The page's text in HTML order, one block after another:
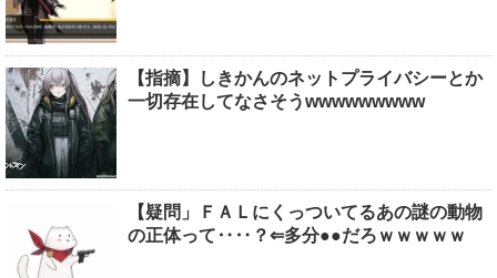
【指摘】しきかんのネットプライバシーとか
一切存在してなさそうwwwwwwwww
【疑問」ＦＡＬにくっついてるあの謎の動物
の正体って‥‥？⇐多分●●だろｗｗｗｗｗ